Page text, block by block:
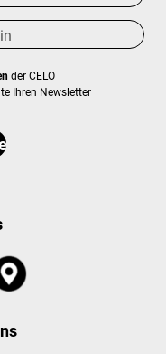
der CELO
Ihren Newsletter